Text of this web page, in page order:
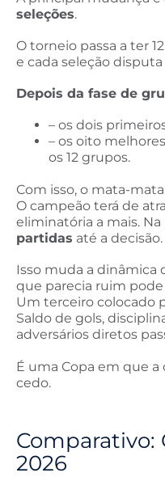
seleções.
O torneio passa a ter
e cada seleção
Depois da fase de
– os dois
– os oito
os 12 grupos.
Com isso, o mata-
O campeão terá de
eliminatória a mais.
partidas até a decisão.
Isso muda a dinâmica
que parecia ruim
Um terceiro colocado
Saldo de gols,
adversários diretos
É uma Copa em que a
cedo.
Comparativo:
2026